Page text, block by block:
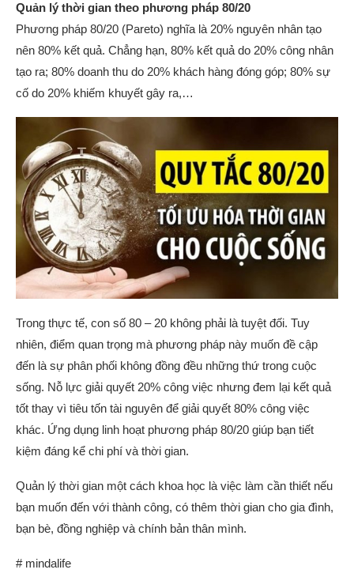
Quản lý thời gian theo phương pháp 80/20
Phương pháp 80/20 (Pareto) nghĩa là 20% nguyên nhân tạo
nên 80% kết quả. Chẳng hạn, 80% kết quả do 20% công nhân
tạo ra; 80% doanh thu do 20% khách hàng đóng góp; 80% sự
cố do 20% khiếm khuyết gây ra,…
Trong thực tế, con số 80 – 20 không phải là tuyệt đối. Tuy
nhiên, điểm quan trọng mà phương pháp này muốn đề cập
đến là sự phân phối không đồng đều những thứ trong cuộc
sống. Nỗ lực giải quyết 20% công việc nhưng đem lại kết quả
tốt thay vì tiêu tốn tài nguyên để giải quyết 80% công việc
khác. Ứng dụng linh hoạt phương pháp 80/20 giúp bạn tiết
kiệm đáng kể chi phí và thời gian.
Quản lý thời gian một cách khoa học là việc làm cần thiết nếu
bạn muốn đến với thành công, có thêm thời gian cho gia đình,
bạn bè, đồng nghiệp và chính bản thân mình.
# mindalife